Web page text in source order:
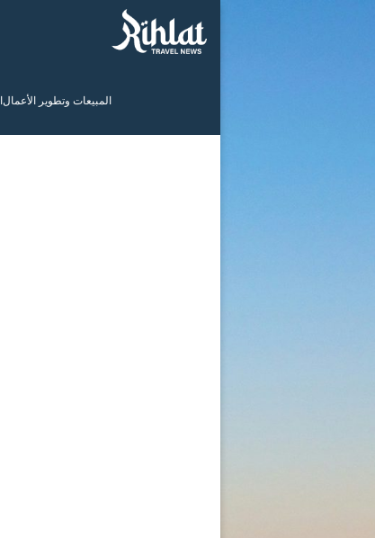
المبيعات وتطوير الأعمال